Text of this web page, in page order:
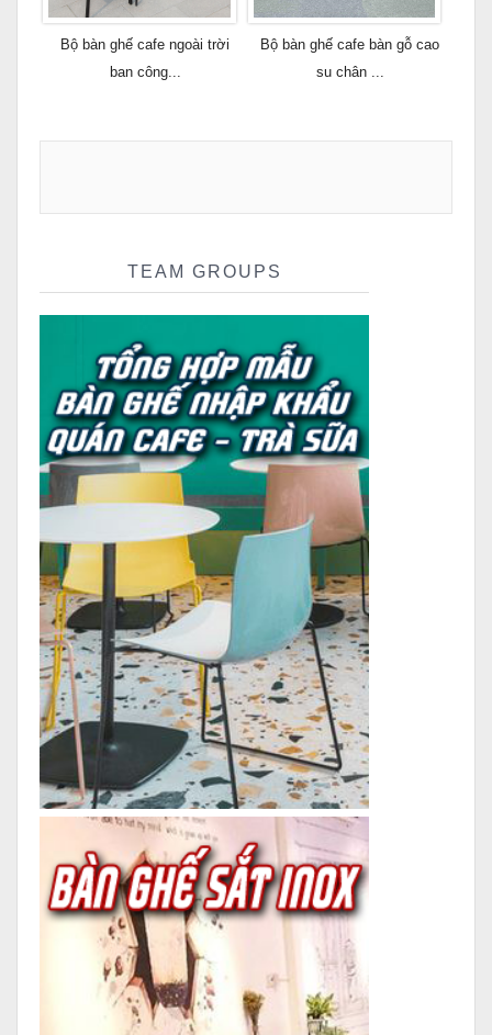
Bộ bàn ghế cafe ngoài trời
ban công...
Bộ bàn ghế cafe bàn gỗ cao
su chân ...
TEAM GROUPS